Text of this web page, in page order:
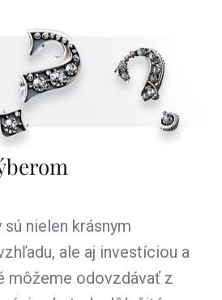
nielen krásnym
ale aj investíciou a
môžeme odovzdávať z